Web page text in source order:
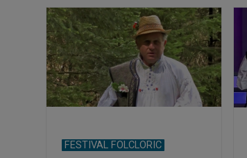
FESTIVAL FOLCLORIC